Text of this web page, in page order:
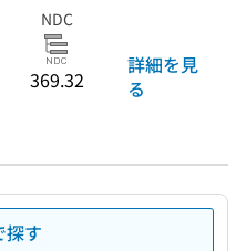
NDC
369.32
詳細を見
る
探す